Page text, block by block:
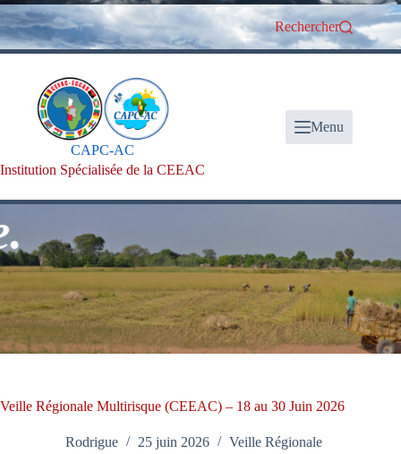
Passer
au
contenu
Rechercher
CAPC-AC
Institution Spécialisée de la CEEAC
Menu
Veille Régionale Multirisque (CEEAC) – 18 au 30 Juin 2026
Rodrigue 25 juin 2026 Veille Régionale